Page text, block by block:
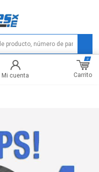
Mi cuenta Carrito
0